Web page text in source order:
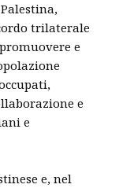
trilaterale
e
e
e
e, nel